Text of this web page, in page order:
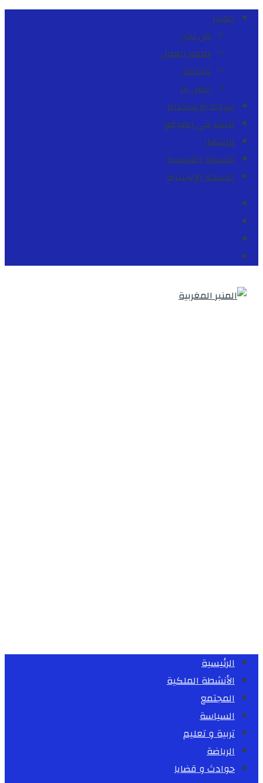
المنبر
من نحن
طاقم العمل
ميثاقنا
اتصل بنا
شروط الإستخدام
للنشر في الموقع
للإشهار
النسخة الفرنسية
النسخة الإنجليزية
الرئيسية
الأنشطة الملكية
المجتمع
السياسة
تربية و تعليم
الرياضة
حوادث و قضايا